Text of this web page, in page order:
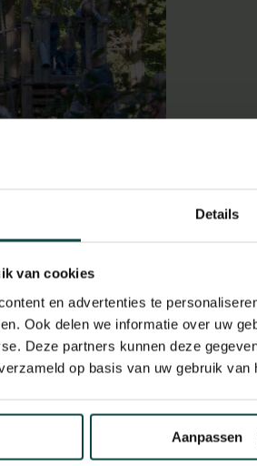
Details
van cookies
en advertenties te
Ook delen we informatie over uw
Deze partners kunnen deze
op basis van uw gebruik van
Aanpassen